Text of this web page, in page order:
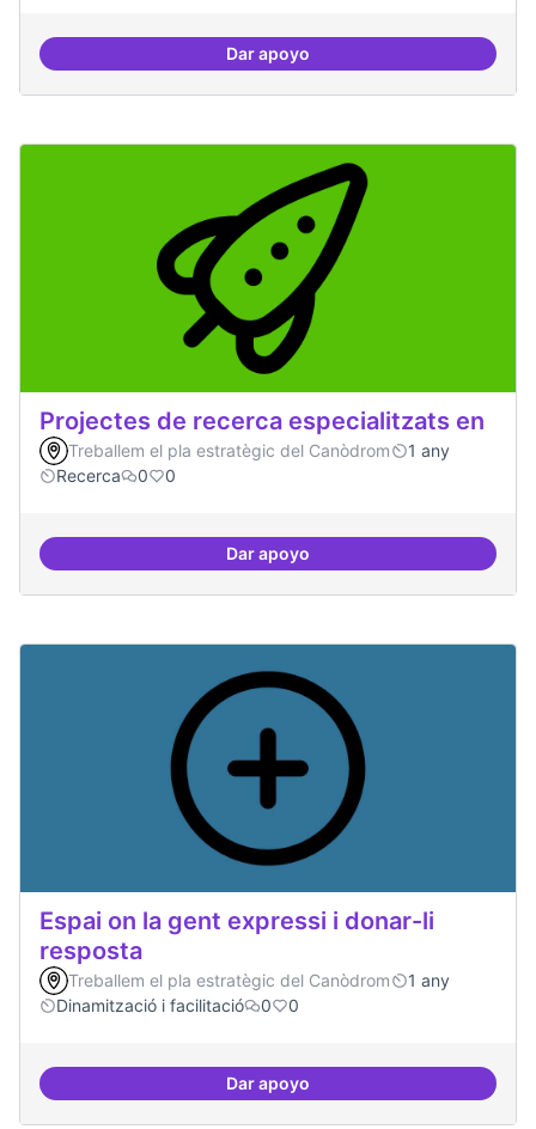
Dar apoyoCampanya de comunicació
Projectes de recerca especialitzats en
Treballem el pla estratègic del Canòdrom
1 any
Recerca
0 0
Dar apoyoProjectes de recerca
Espai on la gent expressi i donar-li
resposta
Treballem el pla estratègic del Canòdrom
1 any
Dinamització i facilitació
0 0
Dar apoyoEspai on la gent expressi i